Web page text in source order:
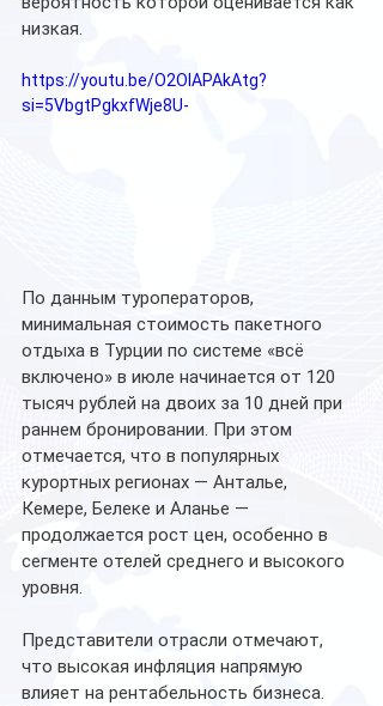
низкая.
https://youtu.be/O2OlAPAkAtg?
si=5VbgtPgkxfWje8U-
По данным туроператоров,
минимальная стоимость пакетного
отдыха в Турции по системе «всё
включено» в июле начинается от 120
тысяч рублей на двоих за 10 дней при
раннем бронировании. При этом
отмечается, что в популярных
курортных регионах — Анталье,
Кемере, Белеке и Аланье —
продолжается рост цен, особенно в
сегменте отелей среднего и высокого
уровня.
Представители отрасли отмечают,
что высокая инфляция напрямую
влияет на рентабельность бизнеса.